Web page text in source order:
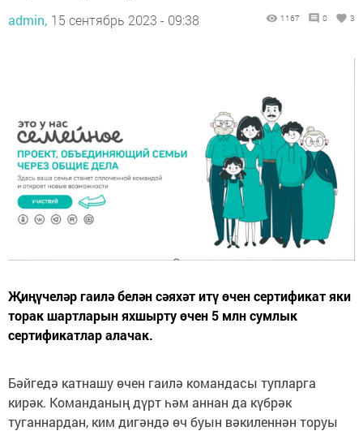
admin, 15 сентябрь 2023 - 09:38 1167 0 3
Җиңүчеләр гаилә белән сәяхәт итү өчен сертификат яки
торак шартларын яхшырту өчен 5 млн сумлык
сертификатлар алачак.
Бәйгедә катнашу өчен гаилә командасы тупларга
кирәк. Команданың дүрт һәм аннан да күбрәк
туганнардан, ким дигәндә өч буын вәкиленнән торуы